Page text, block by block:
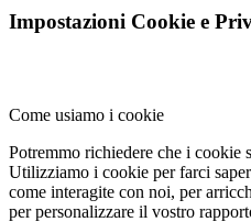
Impostazioni Cookie e
Come usiamo i cookie
Potremmo richiedere che i cookie
Utilizziamo i cookie per farci
come interagite con noi, per
per personalizzare il vostro